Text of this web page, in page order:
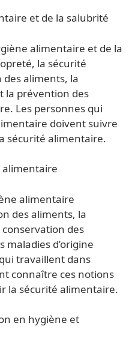
et de la salubrité
alimentaire et de la
la sécurité
aliments, la
la prévention des
Les personnes qui
doivent suivre
sécurité alimentaire.
alimentaire
alimentaire
des aliments, la
des
d’origine
travaillent dans
connaître ces notions
la sécurité alimentaire.
en hygiène et